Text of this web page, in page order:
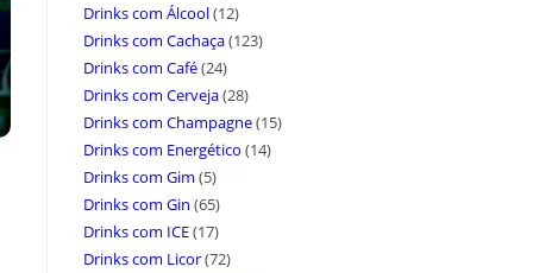
Drinks com Álcool(12)
Drinks com Cachaça(123)
Drinks com Café(24)
Drinks com Cerveja(28)
Drinks com Champagne(15)
Drinks com Energético (14)
Drinks com Gim (5)
Drinks com Gin (65)
Drinks com ICE(17)
Drinks com Licor(72)